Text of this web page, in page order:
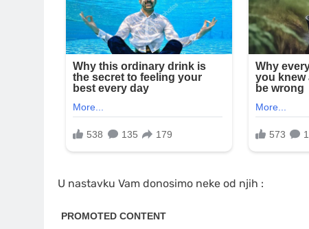
U nastavku Vam donosimo neke od njih :